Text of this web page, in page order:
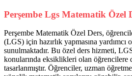
Perşembe Lgs Matematik Özel
Perşembe Matematik Özel Ders,
(LGS) için hazırlık yapmasına yardımcı
sunulmaktadır. Bu özel ders hizmeti,
konularında eksiklikleri olan öğrencilere
tasarlanmıştır. Öğrenciler, uzman